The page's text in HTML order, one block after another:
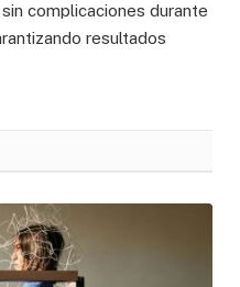
complicaciones durante
resultados